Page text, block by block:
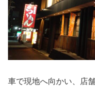
車で現地へ向かい、店